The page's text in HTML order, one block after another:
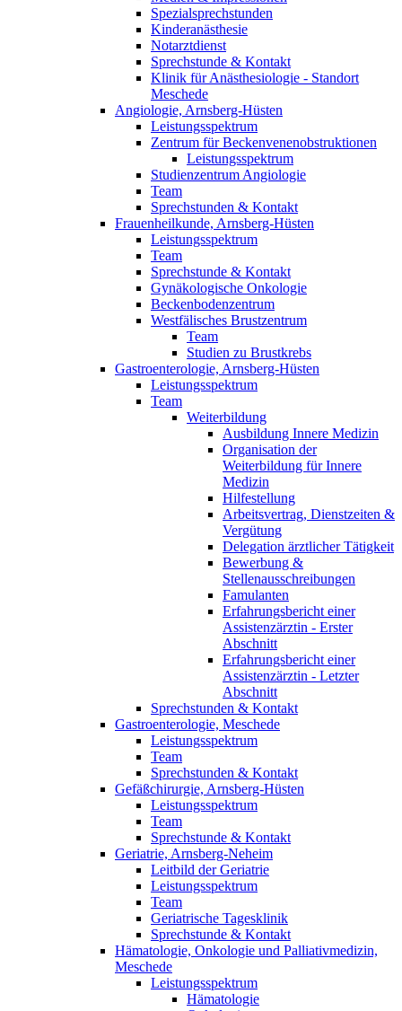
Spezialsprechstunden
Kinderanästhesie
Notarztdienst
Sprechstunde & Kontakt
Klinik für Anästhesiologie - Standort
Meschede
Angiologie, Arnsberg-Hüsten
Leistungsspektrum
Zentrum für Beckenvenenobstruktionen
Leistungsspektrum
Studienzentrum Angiologie
Team
Sprechstunden & Kontakt
Frauenheilkunde, Arnsberg-Hüsten
Leistungsspektrum
Team
Sprechstunde & Kontakt
Gynäkologische Onkologie
Beckenbodenzentrum
Westfälisches Brustzentrum
Team
Studien zu Brustkrebs
Gastroenterologie, Arnsberg-Hüsten
Leistungsspektrum
Team
Weiterbildung
Ausbildung Innere Medizin
Organisation der
Weiterbildung für Innere
Medizin
Hilfestellung
Arbeitsvertrag, Dienstzeiten &
Vergütung
Delegation ärztlicher Tätigkeit
Bewerbung &
Stellenausschreibungen
Famulanten
Erfahrungsbericht einer
Assistenzärztin - Erster
Abschnitt
Erfahrungsbericht einer
Assistenzärztin - Letzter
Abschnitt
Sprechstunden & Kontakt
Gastroenterologie, Meschede
Leistungsspektrum
Team
Sprechstunden & Kontakt
Gefäßchirurgie, Arnsberg-Hüsten
Leistungsspektrum
Team
Sprechstunde & Kontakt
Geriatrie, Arnsberg-Neheim
Leitbild der Geriatrie
Leistungsspektrum
Team
Geriatrische Tagesklinik
Sprechstunde & Kontakt
Hämatologie, Onkologie und Palliativmedizin,
Meschede
Leistungsspektrum
Hämatologie